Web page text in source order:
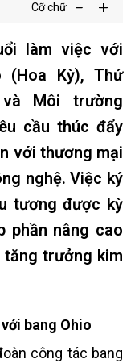
Cỡ chữ
làm việc với
(Hoa Kỳ), Thứ
Môi trường
cầu thúc đẩy
với thương mại
nghệ. Việc ký
tương được kỳ
phần nâng cao
tăng trưởng kim
bang Ohio
công tác bang